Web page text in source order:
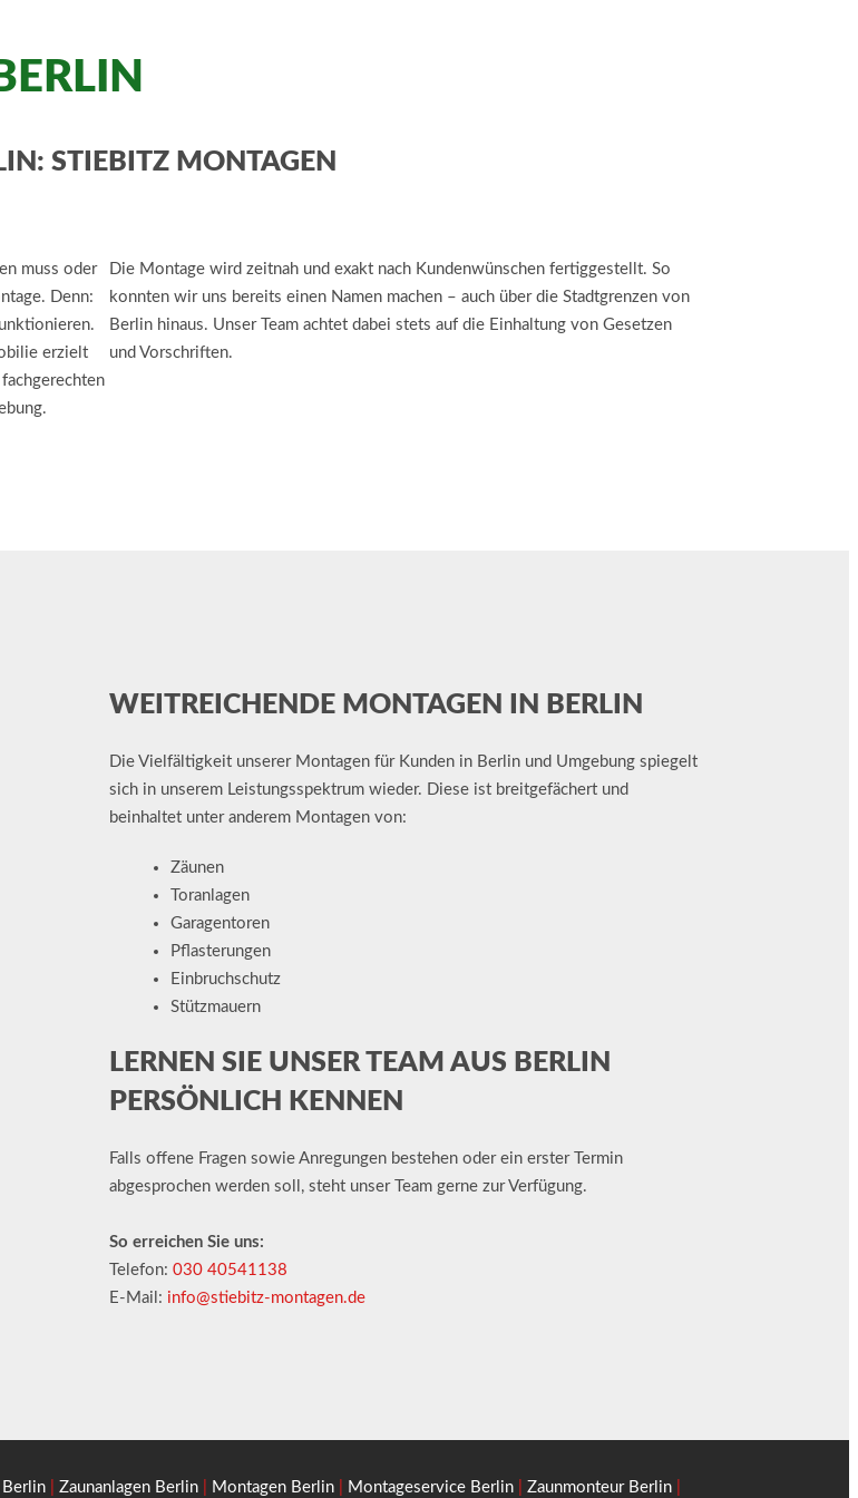
STIEBITZ MONTAGEN
muss oder
Denn:
erzielt
Die Montage wird zeitnah und exakt nach Kundenwünschen fertiggestellt. So
konnten wir uns bereits einen Namen machen – auch über die Stadtgrenzen von
Berlin hinaus. Unser Team achtet dabei stets auf die Einhaltung von Gesetzen
und Vorschriften.
WEITREICHENDE MONTAGEN IN BERLIN
Die Vielfältigkeit unserer Montagen für Kunden in Berlin und Umgebung spiegelt
sich in unserem Leistungsspektrum wieder. Diese ist breitgefächert und
beinhaltet unter anderem Montagen von:
Zäunen
Toranlagen
Garagentoren
Pflasterungen
Einbruchschutz
Stützmauern
LERNEN SIE UNSER TEAM AUS BERLIN
PERSÖNLICH KENNEN
Falls offene Fragen sowie Anregungen bestehen oder ein erster Termin
abgesprochen werden soll, steht unser Team gerne zur Verfügung.
So erreichen Sie uns:
Telefon: 030 40541138
E-Mail: info@stiebitz-montagen.de
Berlin| Zaunanlagen Berlin| Montagen Berlin| Montageservice Berlin| Zaunmonteur Berlin|